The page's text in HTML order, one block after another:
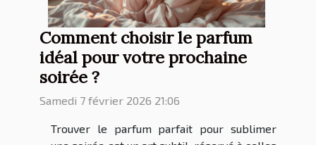
Comment choisir le parfum
idéal pour votre prochaine
soirée ?
Samedi 7 février 2026 21:06
Trouver le parfum parfait pour sublimer